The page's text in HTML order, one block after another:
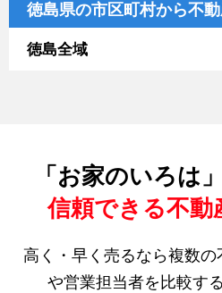
徳島県の市区町村から不
徳島全域
「お家のいろは
信頼できる不動
高く・早く売るなら複数
や営業担当者を比較す